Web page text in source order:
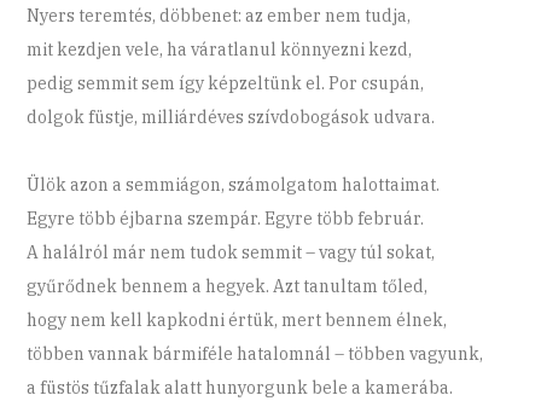
Nyers teremtés, döbbenet: az ember nem tudja,
mit kezdjen vele, ha váratlanul könnyezni kezd,
pedig semmit sem így képzeltünk el. Por csupán,
dolgok füstje, milliárdéves szívdobogások udvara.
Ülök azon a semmiágon, számolgatom halottaimat.
Egyre több éjbarna szempár. Egyre több február.
A halálról már nem tudok semmit – vagy túl sokat,
gyűrődnek bennem a hegyek. Azt tanultam tőled,
hogy nem kell kapkodni értük, mert bennem élnek,
többen vannak bármiféle hatalomnál – többen vagyunk,
a füstös tűzfalak alatt hunyorgunk bele a kamerába.